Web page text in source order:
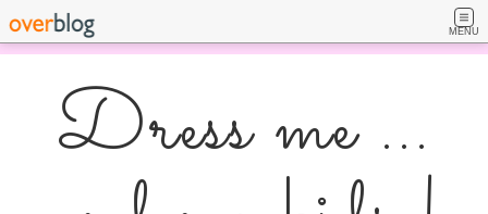
MENU
Dress me ...